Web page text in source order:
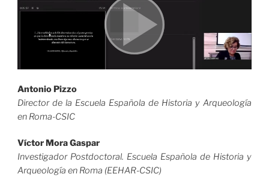
Antonio Pizzo
Director de la Escuela Española de Historia y Arqueología
en Roma-CSIC
Víctor Mora Gaspar
Investigador Postdoctoral. Escuela Española de Historia y
Arqueología en Roma (EEHAR-CSIC)